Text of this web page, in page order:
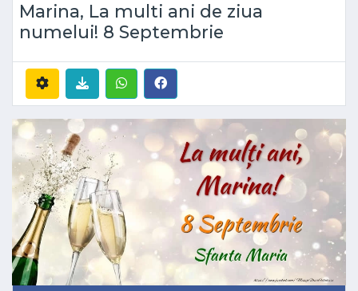
Marina, La multi ani de ziua
numelui! 8 Septembrie